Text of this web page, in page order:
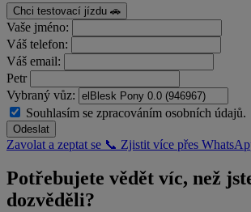
Chci testovací jízdu 🚗
Vaše jméno:
Váš telefon:
Váš email:
Petr
Vybraný vůz:
Souhlasím se zpracováním osobních údajů.
Odeslat
Zavolat a zeptat se 📞 Zjistit více přes
Potřebujete vědět víc, než
dozvěděli?